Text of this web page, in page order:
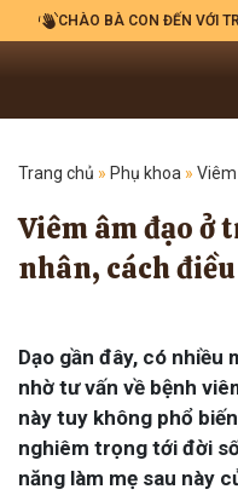
CHÀO BÀ CON ĐẾN VỚI
Trang chủ » Phụ khoa »
Viêm âm đạo ở
nhân, cách
Dạo gần đây, có nhiều
nhờ tư vấn về bệnh
này tuy không phổ
nghiêm trọng tới đời
năng làm mẹ sau này